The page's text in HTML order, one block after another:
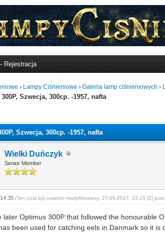
Rejestracja
› Lampy Ciśnieniowe ›Galeria lamp ciśnieniowych ›
Szwecja, 300cp. -1957, nafta
Szwecja, 300cp. -1957, nafta
Wielki Duńczyk
Senior Member
14:35(Ten post był ostatnio modyfikowany: 27-09-2017, 23:25 {2}
later Optimus 300P that followed the honourable
been used for catching eels in Danmark so it is